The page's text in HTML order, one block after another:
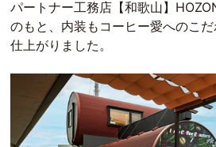
パートナー工務店【和歌山】
のもと、内装もコーヒー愛へのこ
仕上がりました。